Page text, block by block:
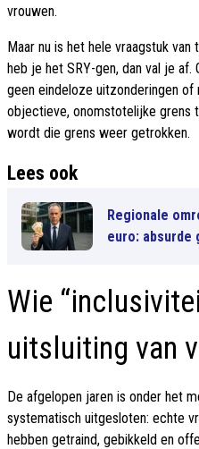
vrouwen.
Maar nu is het hele vraagstuk
heb je het SRY-gen, dan val je
geen eindeloze uitzonderingen
objectieve, onomstotelijke grens
wordt die grens weer getrokken.
Lees ook
Regionale
euro: absurde
Wie
uitsluiting van
De afgelopen jaren is onder het
systematisch uitgesloten: echte
hebben getraind, gebikkeld en